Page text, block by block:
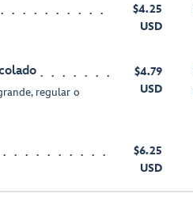
$4.25
USD
regular o
$4.79
USD
$6.25
USD